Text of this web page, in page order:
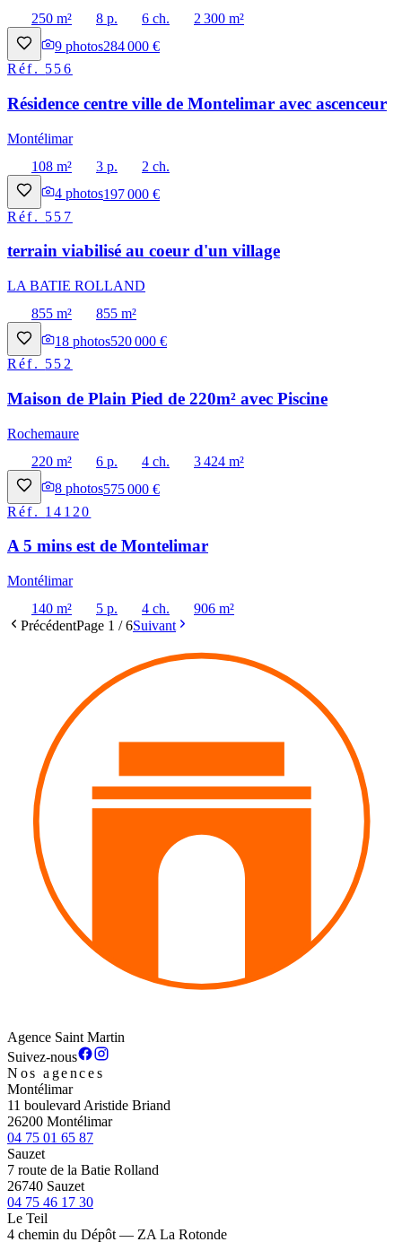
250 m²
8 p. 6 ch.
2 300 m²
9 photos284 000 €
Réf. 556
Résidence centre ville de Montelimar avec ascenceur
Montélimar
108 m²
3 p.
2 ch.
4 photos197 000 €
Réf. 557
terrain viabilisé au coeur d'un village
LA BATIE ROLLAND
855 m²
855 m²
18 photos520 000 €
Réf. 552
Maison de Plain Pied de 220m² avec Piscine
Rochemaure
220 m²
6 p. 4 ch.
3 424 m²
8 photos575 000 €
Réf. 14120
A 5 mins est de Montelimar
Montélimar
140 m²
5 p. 4 ch.
906 m²
PrécédentPage 1 /6Suivant
Agence Saint Martin
Suivez-nous
Nos agences
Montélimar
11 boulevard Aristide Briand
26200 Montélimar
04 75 01 65 87
Sauzet
7 route de la Batie Rolland
26740 Sauzet
04 75 46 17 30
Le Teil
4 chemin du Dépôt — ZA La Rotonde